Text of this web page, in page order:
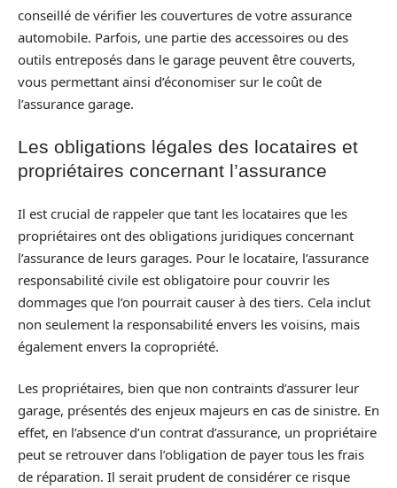
conseillé de vérifier les couvertures de votre assurance
automobile. Parfois, une partie des accessoires ou des
outils entreposés dans le garage peuvent être couverts,
vous permettant ainsi d’économiser sur le coût de
l’assurance garage.
Les obligations légales des locataires et
propriétaires concernant l’assurance
Il est crucial de rappeler que tant les locataires que les
propriétaires ont des obligations juridiques concernant
l’assurance de leurs garages. Pour le locataire, l’assurance
responsabilité civile est obligatoire pour couvrir les
dommages que l’on pourrait causer à des tiers. Cela inclut
non seulement la responsabilité envers les voisins, mais
également envers la copropriété.
Les propriétaires, bien que non contraints d’assurer leur
garage, présentés des enjeux majeurs en cas de sinistre. En
effet, en l’absence d’un contrat d’assurance, un propriétaire
peut se retrouver dans l’obligation de payer tous les frais
de réparation. Il serait prudent de considérer ce risque